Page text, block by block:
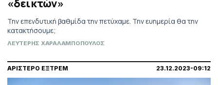
«δεικτών»
Την επενδυτική βαθμίδα την πετύχαμε. Την ευημερία θα την
κατακτήσουμε;
ΛΕΥΤΕΡΗΣ ΧΑΡΑΛΑΜΠΟΠΟΥΛΟΣ
ΑΡΙΣΤΕΡΟ ΕΞΤΡΕΜ 23.12.2023-09:12